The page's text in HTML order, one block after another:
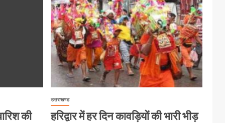
की
उत्तराखण्ड
हरिद्वार में हर दिन कावड़ियों की भारी भीड़